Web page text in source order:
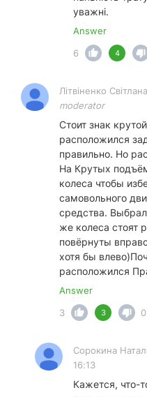
уважні.
Answer
6
4
Літвіненко Світлана
moderator
Стоит знак
расположился
правильно. Но
На Крутых
колеса чтобы
самовольного
средства.
же колеса стоят
повёрнуты
хотя бы
расположился
Answer
3
3 0
Сорокина
16:13
Кажется, что-